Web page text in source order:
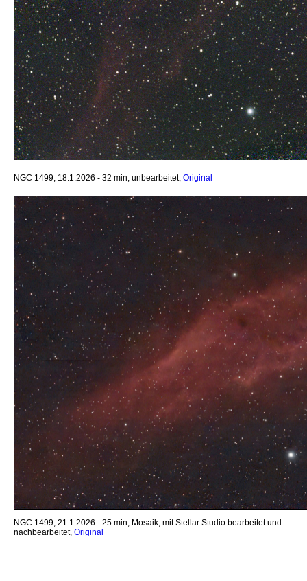
NGC 1499, 18.1.2026 - 32 min, unbearbeitet, Original
NGC 1499, 21.1.2026 - 25 min, Mosaik, mit Stellar Studio bearbeitet und
nachbearbeitet, Original